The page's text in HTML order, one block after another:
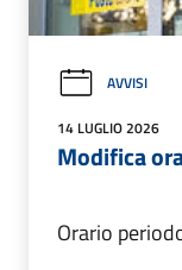
AVVISI
14 LUGLIO 2026
Modifica
Orario